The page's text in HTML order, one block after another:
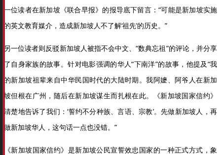
一位读者在新加坡《联合早报》的报导底下留言：“可能是新加坡实施
的英文教育媒介，造成新加坡人不了解‘祖先’的历史。”
另一位读者则反驳新加坡人被指不会中文、“数典忘祖”的评论，并分享
了自身家族的故事。针对电影强调的华人“下南洋”的故事，他提及“我
的新加坡祖辈来自中华民国时代的大陆时期。我阿嬷、阿爷人在新加
坡但根在广州，随后在新加坡谋生而扎根在此。《新加坡国家信约》
清楚地告诉了我们：‘誓约不分种族、言语、宗教’。先做新加坡人，再
做新加坡华人，这句话一点也没错。”
《新加坡国家信约》是新加坡公民宣誓效忠国家的一种正式方式，象